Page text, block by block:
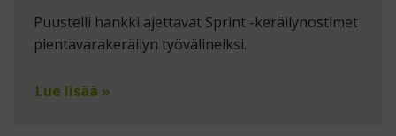
Puustelli hankki ajettavat Sprint -keräilynostimet
pientavarakeräilyn työvälineiksi.
Lue lisää »